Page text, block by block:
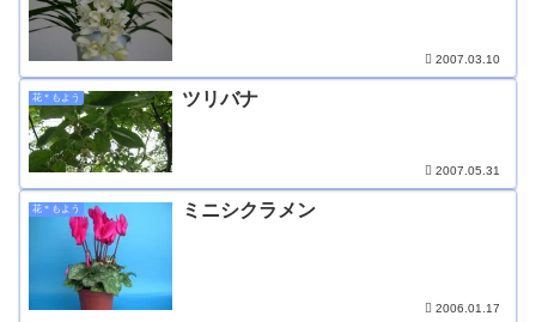
2007.03.10
花＊もよう ツリバナ
2007.05.31
花＊もよう ミニシクラメン
2006.01.17